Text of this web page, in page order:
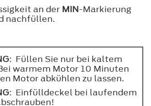
an der MIN-Markierung
nachfüllen.
: Füllen Sie nur bei kaltem
warmem Motor 10 Minuten
Motor abkühlen zu lassen.
: Einfülldeckel bei laufendem